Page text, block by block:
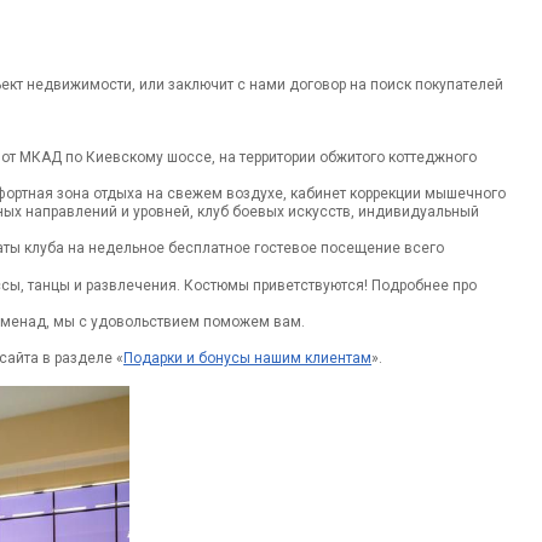
недвижимости, или заключит с нами договор на поиск покупателей
МКАД по Киевскому шоссе, на территории обжитого коттеджного
зона отдыха на свежем воздухе, кабинет коррекции мышечного
направлений и уровней, клуб боевых искусств, индивидуальный
клуба на недельное бесплатное гостевое посещение всего
танцы и развлечения. Костюмы приветствуются! Подробнее про
мы с удовольствием поможем вам.
в разделе « Подарки и бонусы нашим клиентам».